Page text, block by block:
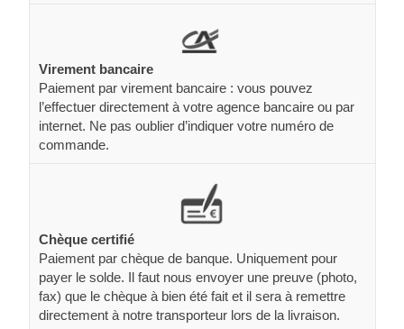
Virement bancaire
Paiement par virement bancaire : vous pouvez
l’effectuer directement à votre agence bancaire ou par
internet. Ne pas oublier d’indiquer votre numéro de
commande.
Chèque certifié
Paiement par chèque de banque. Uniquement pour
payer le solde. Il faut nous envoyer une preuve (photo,
fax) que le chèque à bien été fait et il sera à remettre
directement à notre transporteur lors de la livraison.